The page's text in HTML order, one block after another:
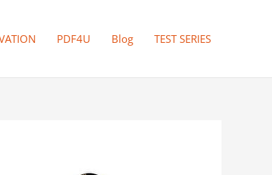
PDF4U Blog TEST SERIES